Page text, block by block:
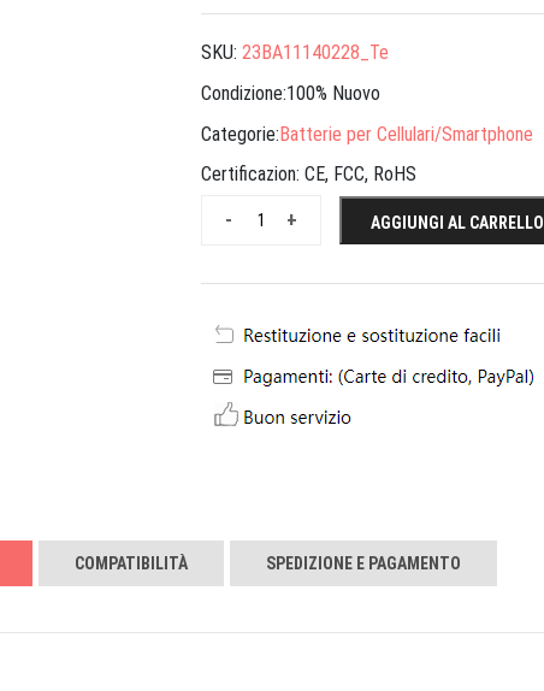
SKU: 23BA11140228_Te
Condizione:100% Nuovo
Categorie:Batterie per Cellulari/Smartphone
Certificazion: CE, FCC, RoHS
+
- AGGIUNGI AL CARRELLO
COMPATIBILITÀ SPEDIZIONE E PAGAMENTO